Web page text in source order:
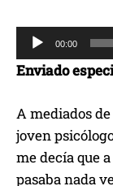
e
p
o
d
u
00:00
Enviado
A mediados
joven
me decía que
pasaba nada